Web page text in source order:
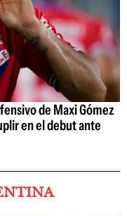
de Maxi Gómez
en el debut ante